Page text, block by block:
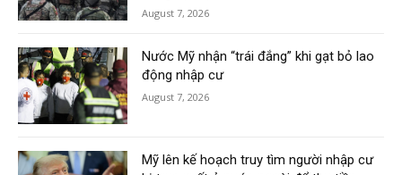
August 7, 2026
Nước Mỹ nhận “trái đắng” khi gạt bỏ lao
động nhập cư
August 7, 2026
Mỹ lên kế hoạch truy tìm người nhập cư